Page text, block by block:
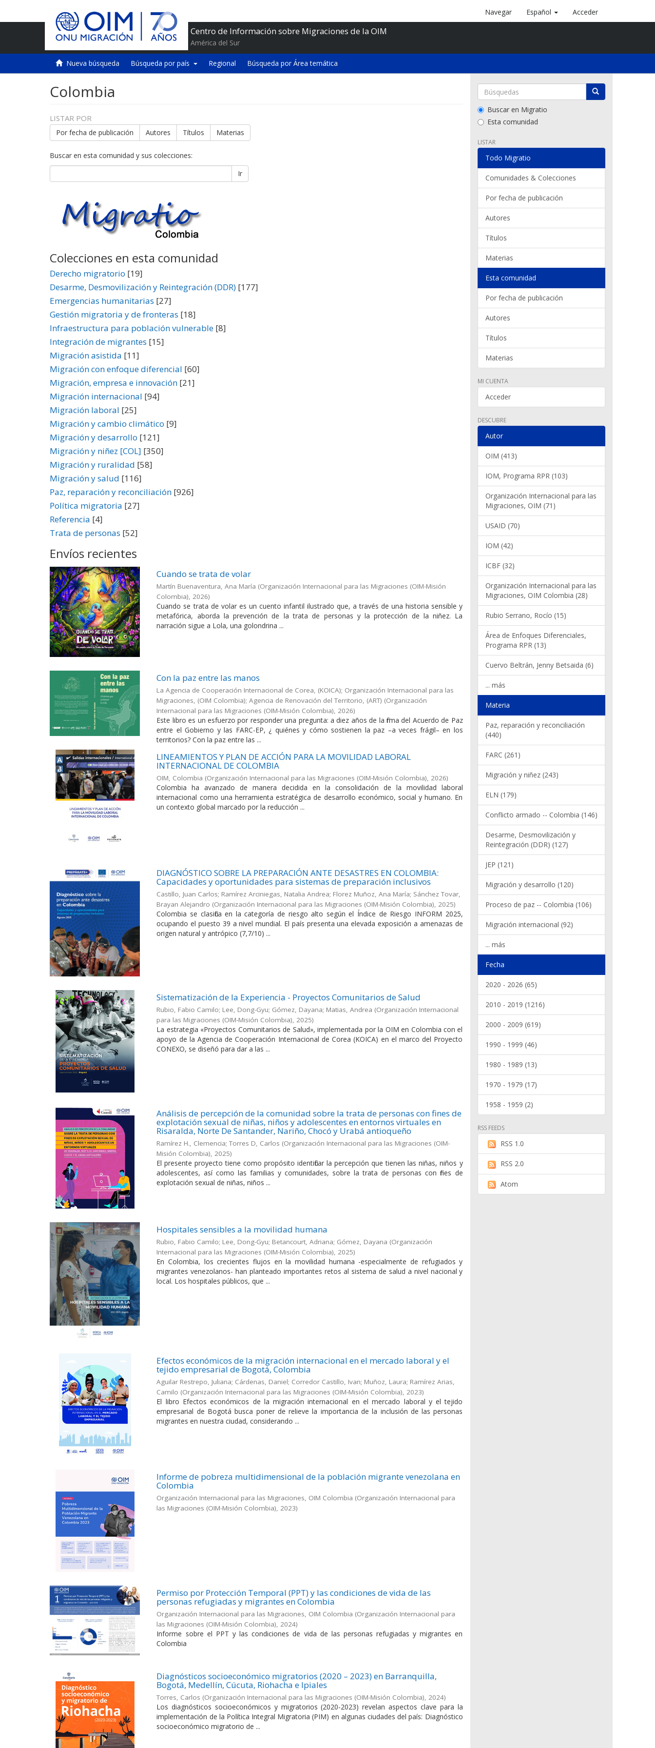
Centro de Información sobre Migraciones de la OIM
América del Sur
Navegar Español Acceder
Nueva búsqueda Búsqueda por país Regional Búsqueda por Área temática
Colombia
LISTAR POR
Por fecha de publicación Autores Títulos Materias
Buscar en esta comunidad y sus colecciones:
Ir
Colecciones en esta comunidad
Derecho migratorio [19]
Desarme, Desmovilización y Reintegración (DDR) [177]
Emergencias humanitarias [27]
Gestión migratoria y de fronteras [18]
Infraestructura para población vulnerable [8]
Integración de migrantes [15]
Migración asistida [11]
Migración con enfoque diferencial [60]
Migración, empresa e innovación [21]
Migración internacional [94]
Migración laboral [25]
Migración y cambio climático [9]
Migración y desarrollo [121]
Migración y niñez [COL] [350]
Migración y ruralidad [58]
Migración y salud [116]
Paz, reparación y reconciliación [926]
Política migratoria [27]
Referencia [4]
Trata de personas [52]
Envíos recientes
Cuando se trata de volar
Martín Buenaventura, Ana María (Organización Internacional para las Migraciones (OIM-Misión
Colombia), 2026)
Cuando se trata de volar es un cuento infantil ilustrado que, a través de una historia sensible y
metafórica, aborda la prevención de la trata de personas y la protección de la niñez. La
narración sigue a Lola, una golondrina ...
Con la paz entre las manos
La Agencia de Cooperación Internacional de Corea, (KOICA); Organización Internacional para las
Migraciones, (OIM Colombia); Agencia de Renovación del Territorio, (ART) (Organización
Internacional para las Migraciones (OIM-Misión Colombia), 2026)
Este libro es un esfuerzo por responder una pregunta: a diez años de la firma del Acuerdo de Paz
entre el Gobierno y las FARC-EP, ¿ quiénes y cómo sostienen la paz –a veces frágil– en los
territorios? Con la paz entre las ...
LINEAMIENTOS Y PLAN DE ACCIÓN PARA LA MOVILIDAD LABORAL
INTERNACIONAL DE COLOMBIA
OIM, Colombia (Organización Internacional para las Migraciones (OIM-Misión Colombia), 2026)
Colombia ha avanzado de manera decidida en la consolidación de la movilidad laboral
internacional como una herramienta estratégica de desarrollo económico, social y humano. En
un contexto global marcado por la reducción ...
DIAGNÓSTICO SOBRE LA PREPARACIÓN ANTE DESASTRES EN COLOMBIA:
Capacidades y oportunidades para sistemas de preparación inclusivos
Castillo, Juan Carlos; Ramírez Arciniegas, Natalia Andrea; Florez Muñoz, Ana María; Sánchez Tovar,
Brayan Alejandro (Organización Internacional para las Migraciones (OIM-Misión Colombia), 2025)
Colombia se clasifica en la categoría de riesgo alto según el Índice de Riesgo INFORM 2025,
ocupando el puesto 39 a nivel mundial. El país presenta una elevada exposición a amenazas de
origen natural y antrópico (7,7/10) ...
Sistematización de la Experiencia - Proyectos Comunitarios de Salud
Rubio, Fabio Camilo; Lee, Dong-Gyu; Gómez, Dayana; Matias, Andrea (Organización Internacional
para las Migraciones (OIM-Misión Colombia) 2025)
La estrategia «Proyectos Comunitarios de Salud», implementada por la OIM en Colombia con el
apoyo de la Agencia de Cooperación Internacional de Corea (KOICA) en el marco del Proyecto
CONEXO, se diseñó para dar a las ...
Análisis de percepción de la comunidad sobre la trata de personas con fines de
explotación sexual de niñas, niños y adolescentes en entornos virtuales en
Risaralda, Norte De Santander, Nariño, Chocó y Urabá antioqueño
Ramírez H., Clemencia; Torres D, Carlos (Organización Internacional para las Migraciones (OIM-
Misión Colombia) 2025)
El presente proyecto tiene como propósito identificar la percepción que tienen las niñas, niños y
adolescentes, así como las familias y comunidades, sobre la trata de personas con fines de
explotación sexual de niñas, niños ...
Hospitales sensibles a la movilidad humana
Rubio, Fabio Camilo; Lee, Dong-Gyu; Betancourt, Adriana; Gómez, Dayana (Organización
Internacional para las Migraciones (OIM-Misión Colombia) 2025)
En Colombia, los crecientes flujos en la movilidad humana -especialmente de refugiados y
migrantes venezolanos- han planteado importantes retos al sistema de salud a nivel nacional y
local. Los hospitales públicos, que ...
Efectos económicos de la migración internacional en el mercado laboral y el
tejido empresarial de Bogotá, Colombia
Aguilar Restrepo, Juliana; Cárdenas, Daniel; Corredor Castillo, Ivan; Muñoz, Laura; Ramírez Arias,
Camilo (Organización Internacional para las Migraciones (OIM-Misión Colombia), 2023)
El libro Efectos económicos de la migración internacional en el mercado laboral y el tejido
empresarial de Bogotá busca poner de relieve la importancia de la inclusión de las personas
migrantes en nuestra ciudad, considerando ...
Informe de pobreza multidimensional de la población migrante venezolana en
Colombia
Organización Internacional para las Migraciones, OIM Colombia (Organización Internacional para
las Migraciones (OIM-Misión Colombia), 2023)
Permiso por Protección Temporal (PPT) y las condiciones de vida de las
personas refugiadas y migrantes en Colombia
Organización Internacional para las Migraciones, OIM Colombia (Organización Internacional para
las Migraciones (OIM-Misión Colombia), 2024)
Informe sobre el PPT y las condiciones de vida de las personas refugiadas y migrantes en
Colombia
Diagnósticos socioeconómico migratorios (2020 – 2023) en Barranquilla,
Bogotá, Medellín, Cúcuta, Riohacha e Ipiales
Torres, Carlos (Organización Internacional para las Migraciones (OIM-Misión Colombia), 2024)
Los diagnósticos socioeconómicos y migratorios (2020-2023) revelan aspectos clave para la
implementación de la Política Integral Migratoria (PIM) en algunas ciudades del país: Diagnóstico
socioeconómico migratorio de ...
Buscar en Migratio
Esta comunidad
LISTAR
Todo Migratio
Comunidades & Colecciones
Por fecha de publicación
Autores
Títulos
Materias
Esta comunidad
Por fecha de publicación
Autores
Títulos
Materias
MI CUENTA
Acceder
DESCUBRE
Autor
OIM (413)
IOM, Programa RPR (103)
Organización Internacional para las
Migraciones, OIM (71)
USAID (70)
IOM (42)
ICBF (32)
Organización Internacional para las
Migraciones, OIM Colombia (28)
Rubio Serrano, Rocío (15)
Área de Enfoques Diferenciales,
Programa RPR (13)
Cuervo Beltrán, Jenny Betsaida (6)
... más
Materia
Paz, reparación y reconciliación
(440)
FARC (261)
Migración y niñez (243)
ELN (179)
Conflicto armado -- Colombia (146)
Desarme, Desmovilización y
Reintegración (DDR) (127)
JEP (121)
Migración y desarrollo (120)
Proceso de paz -- Colombia (106)
Migración internacional (92)
... más
Fecha
2020 - 2026 (65)
2010 - 2019 (1216)
2000 - 2009 (619)
1990 - 1999 (46)
1980 - 1989 (13)
1970 - 1979 (17)
1958 - 1959 (2)
RSS FEEDS
RSS 1.0
RSS 2.0
Atom